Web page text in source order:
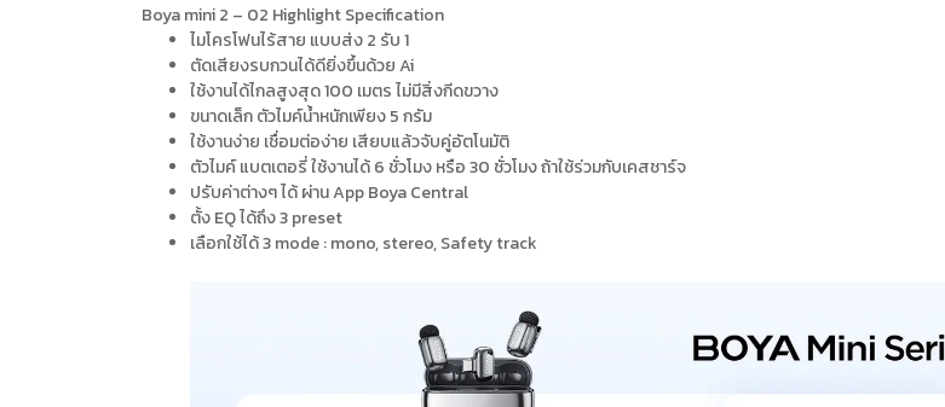
Boya mini 2 – 02 Highlight Specification
ไมโครโฟนไร้สาย แบบส่ง 2 รับ 1
ตัดเสียงรบกวนได้ดียิ่งขึ้นด้วย Ai
ใช้งานได้ไกลสูงสุด 100 เมตร ไม่มีสิ่งกีดขวาง
ขนาดเล็ก ตัวไมค์น้ำหนักเพียง 5 กรัม
ใช้งานง่าย เชื่อมต่อง่าย เสียบแล้วจับคู่อัตโนมัติ
ตัวไมค์ แบตเตอรี่ ใช้งานได้ 6 ชั่วโมง หรือ 30 ชั่วโมง ถ้าใช้ร่วมกับเคสชาร์จ
ปรับค่าต่างๆ ได้ ผ่าน App Boya Central
ตั้ง EQ ได้ถึง 3 preset
เลือกใช้ได้ 3 mode : mono, stereo, Safety track